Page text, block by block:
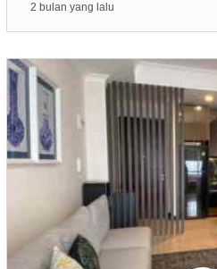
2 bulan yang lalu